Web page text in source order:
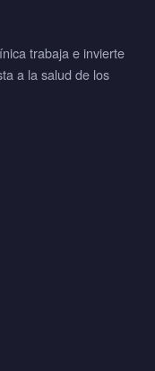
trabaja e invierte
a la salud de los